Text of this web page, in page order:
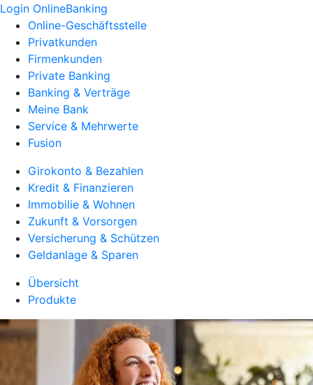
Login OnlineBanking
Online-Geschäftsstelle
Privatkunden
Firmenkunden
Private Banking
Banking & Verträge
Meine Bank
Service & Mehrwerte
Fusion
Girokonto & Bezahlen
Kredit & Finanzieren
Immobilie & Wohnen
Zukunft & Vorsorgen
Versicherung & Schützen
Geldanlage & Sparen
Übersicht
Produkte